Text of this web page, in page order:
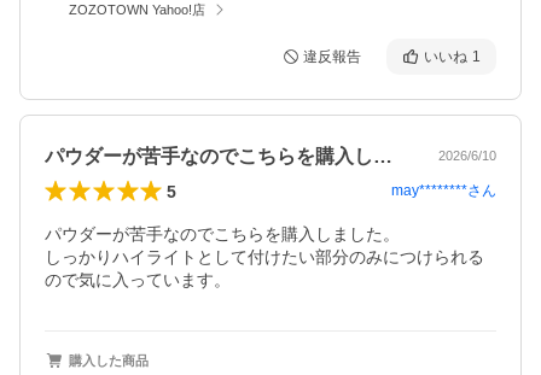
ZOZOTOWN Yahoo!店
違反報告 いいね 1
パウダーが苦手なのでこちらを購入しまし… 2026/6/10
5 may********さん
パウダーが苦手なのでこちらを購入しました。
しっかりハイライトとして付けたい部分のみにつけられる
ので気に入っています。
購入した商品